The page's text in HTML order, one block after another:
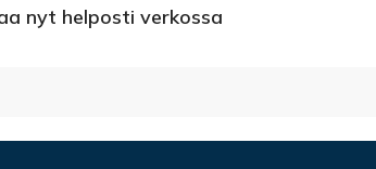
nyt helposti verkossa